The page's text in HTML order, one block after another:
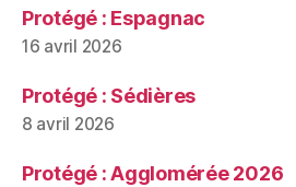
Protégé : Espagnac
16 avril 2026
Protégé : Sédières
8 avril 2026
Protégé : Agglomérée 2026